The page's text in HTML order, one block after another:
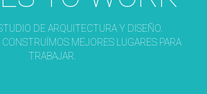
DE ARQUITECTURA Y DISEÑO.
MEJORES LUGARES PARA
TRABAJAR.